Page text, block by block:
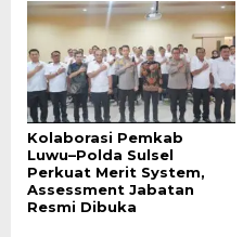
Kolaborasi Pemkab
Luwu–Polda Sulsel
Perkuat Merit System,
Assessment Jabatan
Resmi Dibuka